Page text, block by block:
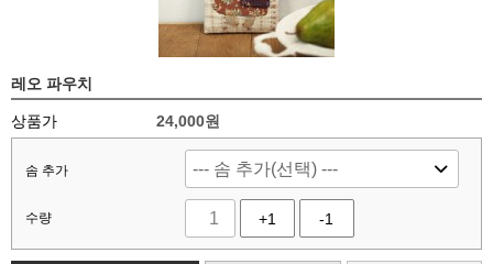
레오 파우치
상품가 24,000원
솜 추가
수량 +1 -1